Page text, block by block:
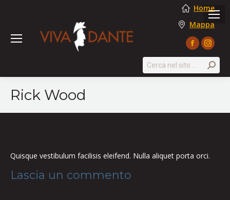
Home
Mappa
Facebook
opens
window
page
opens
Search:
Rick Wood
Quisque vestibulum facilisis eleifend. Nulla aliquet porta orci.
Lascia un commento